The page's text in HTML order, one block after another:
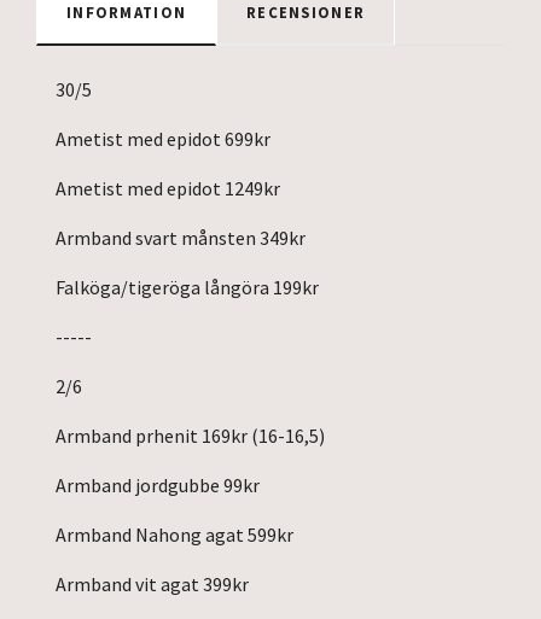
INFORMATION RECENSIONER
30/5
Ametist med epidot 699kr
Ametist med epidot 1249kr
Armband svart månsten 349kr
Falköga/tigeröga långöra 199kr
-----
2/6
Armband prhenit 169kr (16-16,5)
Armband jordgubbe 99kr
Armband Nahong agat 599kr
Armband vit agat 399kr